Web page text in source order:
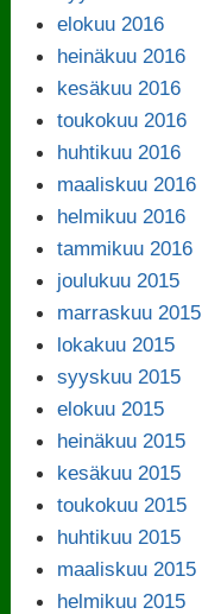
elokuu 2016
heinäkuu 2016
kesäkuu 2016
toukokuu 2016
huhtikuu 2016
maaliskuu 2016
helmikuu 2016
tammikuu 2016
joulukuu 2015
marraskuu 2015
lokakuu 2015
syyskuu 2015
elokuu 2015
heinäkuu 2015
kesäkuu 2015
toukokuu 2015
huhtikuu 2015
maaliskuu 2015
helmikuu 2015